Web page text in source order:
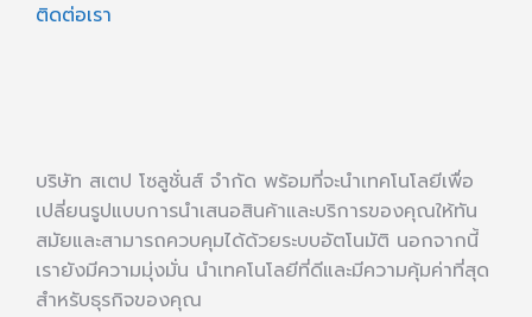
ติดต่อเรา
บริษัท สเตป โซลูชั่นส์ จำกัด พร้อมที่จะนำเทคโนโลยีเพื่อ
เปลี่ยนรูปแบบการนำเสนอสินค้าและบริการของคุณให้ทัน
สมัยและสามารถควบคุมได้ด้วยระบบอัตโนมัติ นอกจากนี้
เรายังมีความมุ่งมั่น นำเทคโนโลยีที่ดีและมีความคุ้มค่าที่สุด
สำหรับธุรกิจของคุณ